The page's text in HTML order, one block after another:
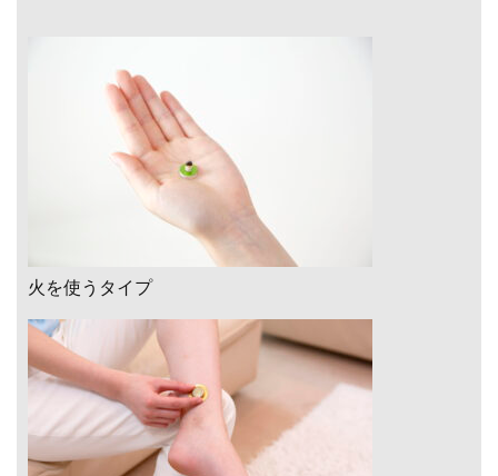
火を使うタイプ